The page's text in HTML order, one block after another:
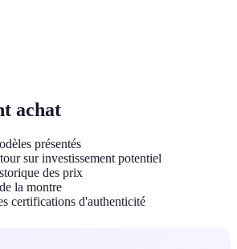
achat
présentés
sur investissement potentiel
des prix
la montre
certifications d'authenticité